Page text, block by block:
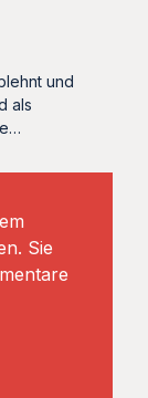
und
als
Sie